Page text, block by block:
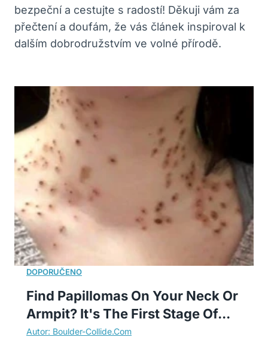
bezpeční a cestujte s radostí! Děkuji vám za
přečtení a doufám, že vás článek inspiroval k
dalším dobrodružstvím ve volné přírodě.
Find Papillomas On Your Neck Or
Armpit? It's The First Stage Of...